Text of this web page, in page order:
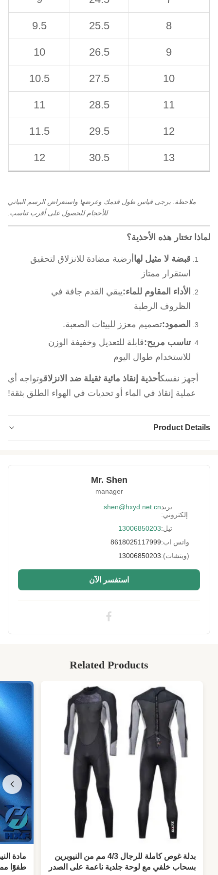
8
25.5
9.5
9
26.5
10
10
27.5
10.5
11
28.5
11
12
29.5
11.5
13
30.5
12
ملاحظة: يرجى قياس طول قدمك وعرضها واستعراض الرسم البياني
للأحجام للحصول على أقرب تناسب.
لماذا تختار هذه الأحذية؟
قبضة لا مثيل لها أرضية مضادة للانزلاق لتحقيق
استقرار ممتاز
الأداء المقاوم للماء:يبقي القدم جافة في
الظروف الرطبة
الصمود:تصميم معزز للبيئات الصعبة.
تناسب مريح:قابلة للتعديل وخفيفة الوزن
للاستخدام طوال اليوم
أجهز نفسكأحذية إنقاذ مائية ثقيلة ضد الانزلاقوتواجه أي
عملية إنقاذ في الماء أو تحديات في الهواء الطلق بثقة!
Product Details
Color: أسود
أحذية السلامة
37-45
High Light:
إنقاذ مائية للخارج,أحذية إنقاذ ضد الانزلاق في الماء
Non Slip Water Rescue Boots
Mr. Shen
manager
بريد
إلكتروني:
shen@hxyd.net.cn
تيل:13006850203
واتس اب:8618025117999
(ويتشات):13006850203
استفسر الآن
Related Products
بدلة غوص كاملة للرجال 4/3 مم من النيوبرين
بسحاب خلفي مع لوحة جلدية ناعمة على الصدر
مادة
طفوًا